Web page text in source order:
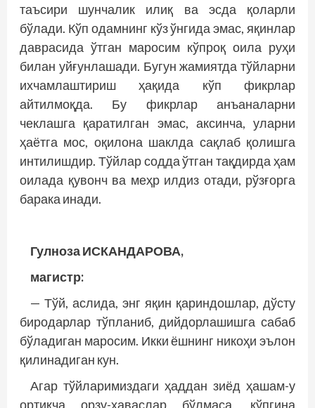
таъсири шунчалик илиқ ва эсда қоларли
бўлади. Кўп одамнинг кўз ўнгида эмас, яқинлар
даврасида ўтган маросим кўпроқ оила руҳи
билан уйғунлашади. Бугун жамиятда тўйларни
ихчамлаштириш ҳақида кўп фикрлар
айтилмоқда. Бу фикрлар анъаналарни
чеклашга қаратилган эмас, аксинча, уларни
ҳаётга мос, оқилона шаклда сақлаб қолишга
интилишдир. Тўйлар содда ўтган тақдирда ҳам
оилада қувонч ва меҳр илдиз отади, рўзғорга
барака инади.
Гулноза ИСКАНДАРОВА,
магистр:
— Тўй, аслида, энг яқин қариндошлар, дўсту
биродарлар тўпланиб, дийдорлашишга сабаб
бўладиган маросим. Икки ёшнинг никоҳи эълон
қилинадиган кун.
Агар тўйларимиздаги ҳаддан зиёд ҳашам-у
ортиқча орзу-ҳаваслар бўлмаса, кўпгина